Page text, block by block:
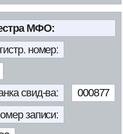
МФО:
номер:
свид-ва:
000877
записи: